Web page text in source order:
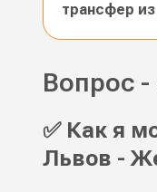
трансфер
Вопрос -
✅ Как я
Львов -